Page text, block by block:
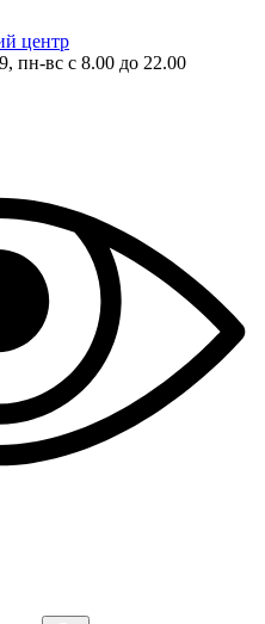
центр
пн-вс с 8.00 до 22.00